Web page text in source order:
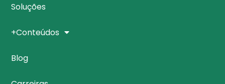
Soluções
+Conteúdos
Blog